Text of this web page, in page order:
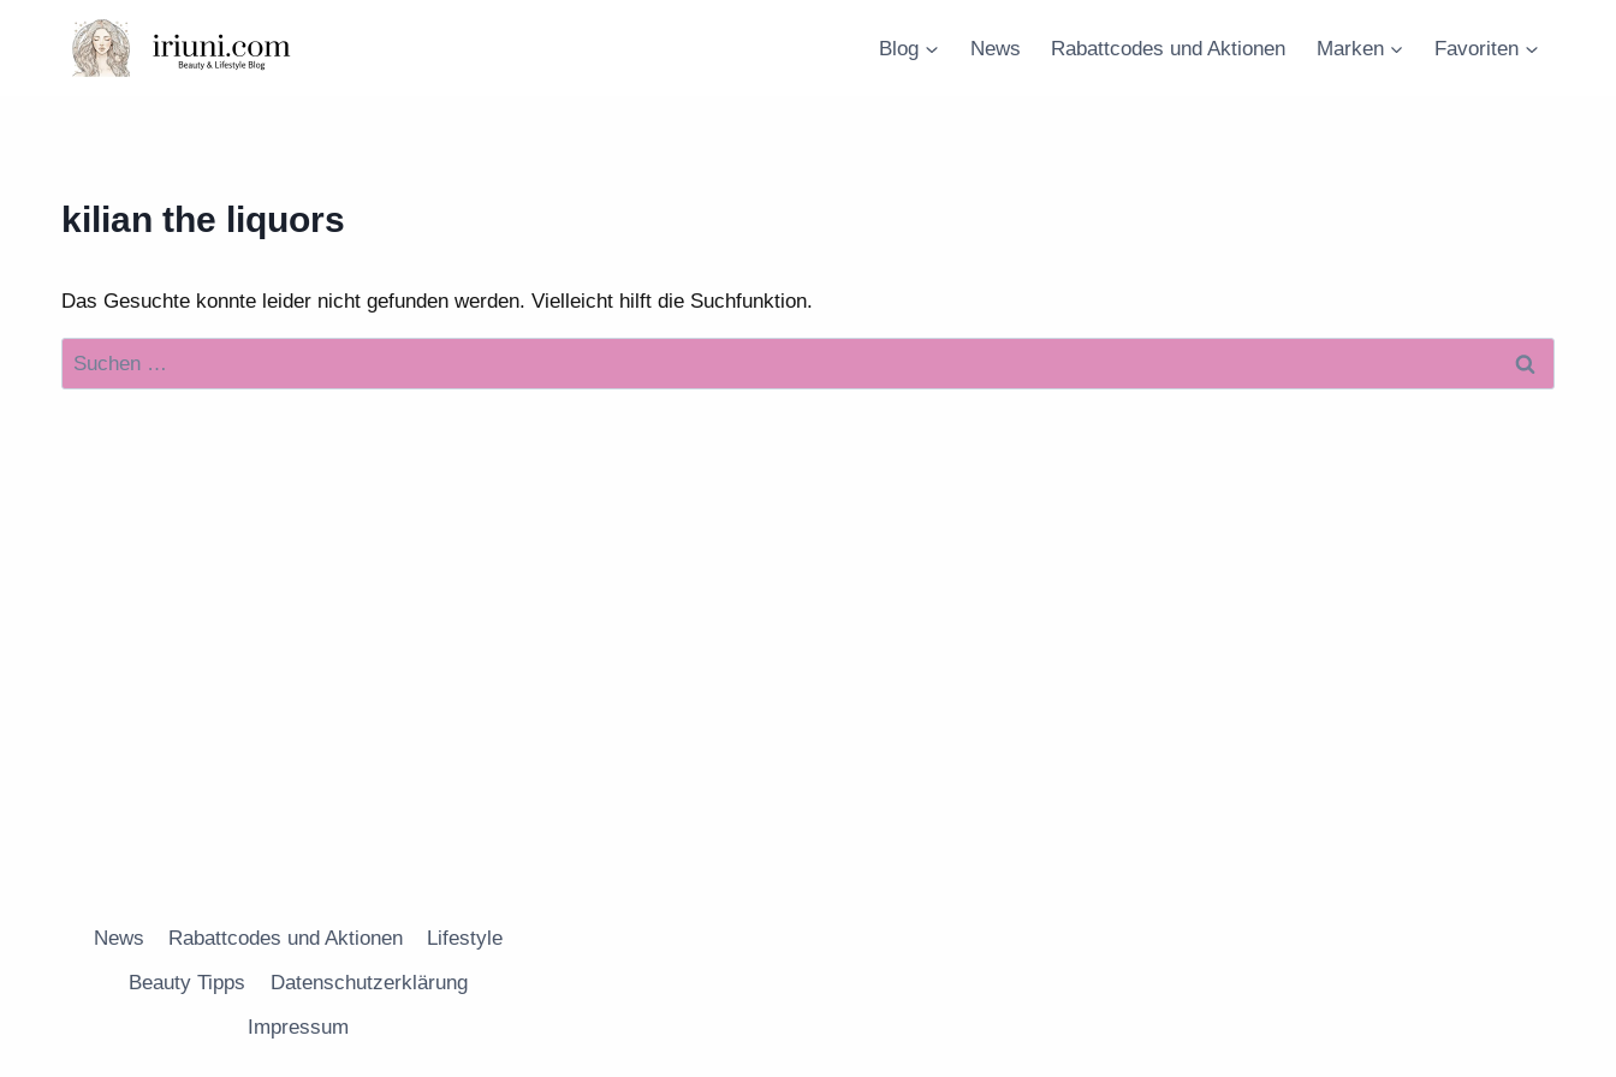
springen
Blog News Rabattcodes und Aktionen Marken Favoriten
kilian the liquors
Das Gesuchte konnte leider nicht gefunden werden. Vielleicht hilft die Suchfunktion.
Suchen
nach:
News Rabattcodes und Aktionen
Lifestyle
Beauty Tipps
Datenschutzerklärung
Impressum